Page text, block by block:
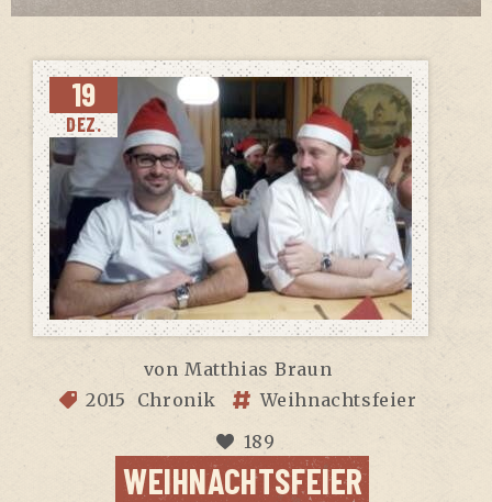
19
DEZ.
von Matthias Braun
2015
Chronik
Weihnachtsfeier
189
WEIHNACHTSFEIER